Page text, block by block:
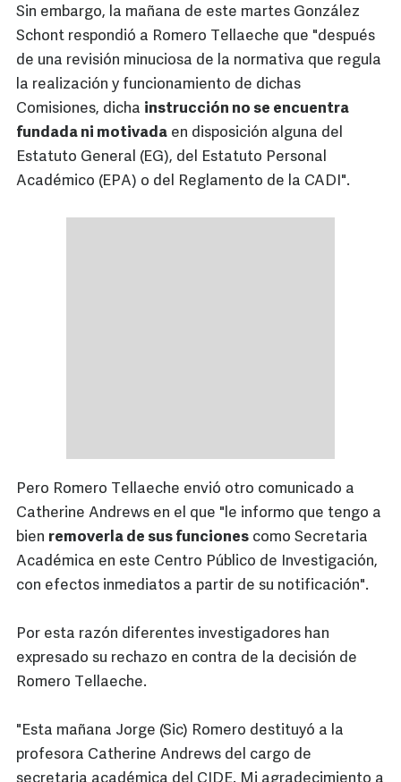
Sin embargo, la mañana de este martes González
Schont respondió a Romero Tellaeche que "después
de una revisión minuciosa de la normativa que regula
la realización y funcionamiento de dichas
Comisiones, dicha instrucción no se encuentra
fundada ni motivada en disposición alguna del
Estatuto General (EG), del Estatuto Personal
Académico (EPA) o del Reglamento de la CADI".
Pero Romero Tellaeche envió otro comunicado a
Catherine Andrews en el que "le informo que tengo a
bien removerla de sus funciones como Secretaria
Académica en este Centro Público de Investigación,
con efectos inmediatos a partir de su notificación".
Por esta razón diferentes investigadores han
expresado su rechazo en contra de la decisión de
Romero Tellaeche.
"Esta mañana Jorge (Sic) Romero destituyó a la
profesora Catherine Andrews del cargo de